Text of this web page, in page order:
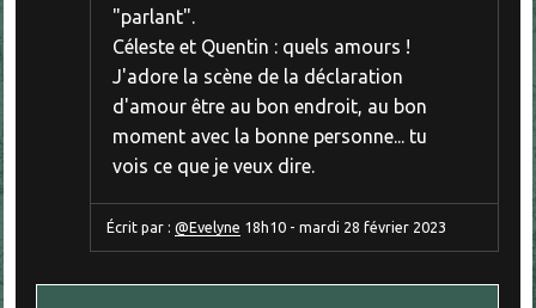
"parlant".
Céleste et Quentin : quels amours !
J'adore la scène de la déclaration
d'amour être au bon endroit, au bon
moment avec la bonne personne... tu
vois ce que je veux dire.
Écrit par : @Evelyne 18h10- mardi 28 février 2023